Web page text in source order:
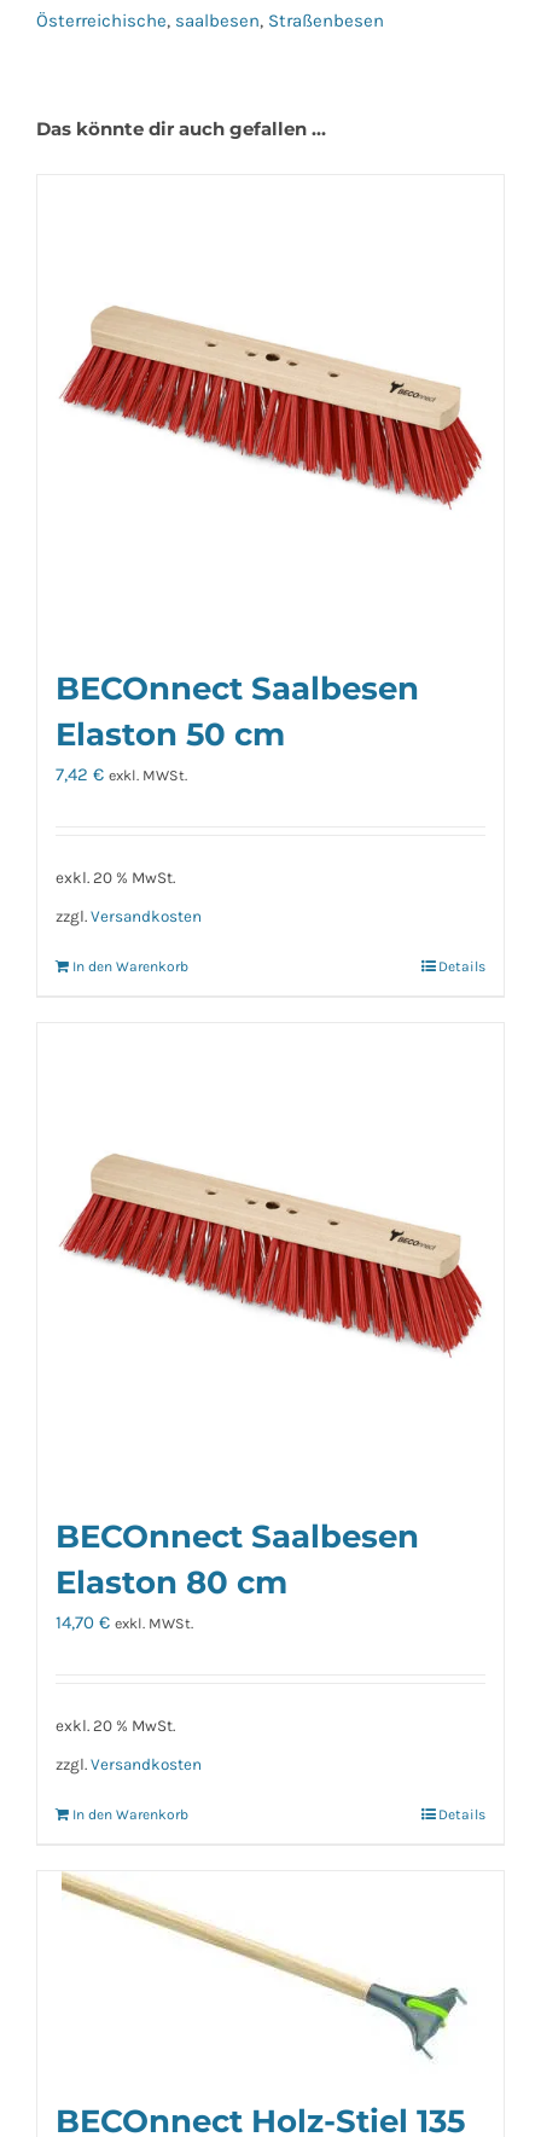
Österreichische, saalbesen, Straßenbesen
Das könnte dir auch gefallen …
BECOnnect Saalbesen
Elaston 50 cm
7,42 € exkl. MWSt.
exkl. 20 % MwSt.
zzgl. Versandkosten
In den Warenkorb Details
BECOnnect Saalbesen
Elaston 80 cm
14,70 € exkl. MWSt.
exkl. 20 % MwSt.
zzgl. Versandkosten
In den Warenkorb Details
BECOnnect Holz-Stiel 135